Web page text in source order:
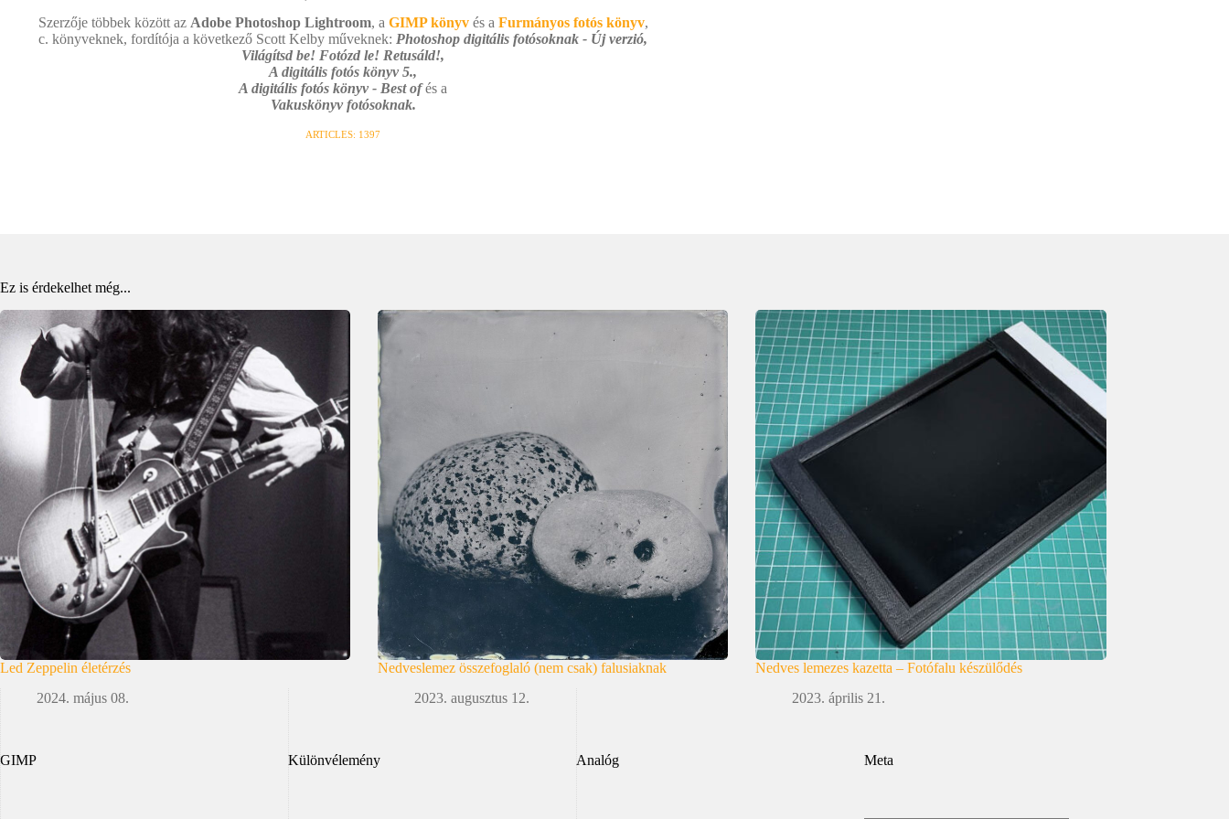
Szerzője többek között az Adobe Photoshop Lightroom, a GIMP könyvés a Furmányos fotós könyv,
c. könyveknek, fordítója a következő Scott Kelby műveknek: Photoshop digitális fotósoknak - Új verzió,
Világítsd be! Fotózd le! Retusáld!,
A digitális fotós könyv 5.,
A digitális fotós könyv - Best ofés a
Vakuskönyv fotósoknak.
ARTICLES: 1397
Ez is érdekelhet még...
Led Zeppelin életérzés
2024. május 08.
Nedveslemez összefoglaló (nem csak) falusiaknak
2023. augusztus 12.
Nedves lemezes kazetta – Fotófalu készülődés
2023. április 21.
GIMP Különvélemény Analóg Meta